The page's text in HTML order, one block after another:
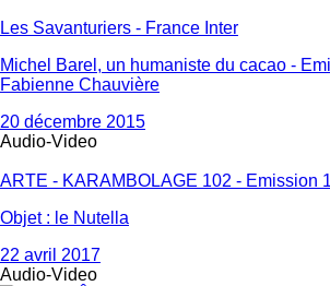
Les Savanturiers - France Inter
Michel Barel, un humaniste du cacao -
Fabienne Chauvière
20 décembre 2015
Audio-Video
ARTE - KARAMBOLAGE 102 - Emission
Objet : le Nutella
22 avril 2017
Audio-Video